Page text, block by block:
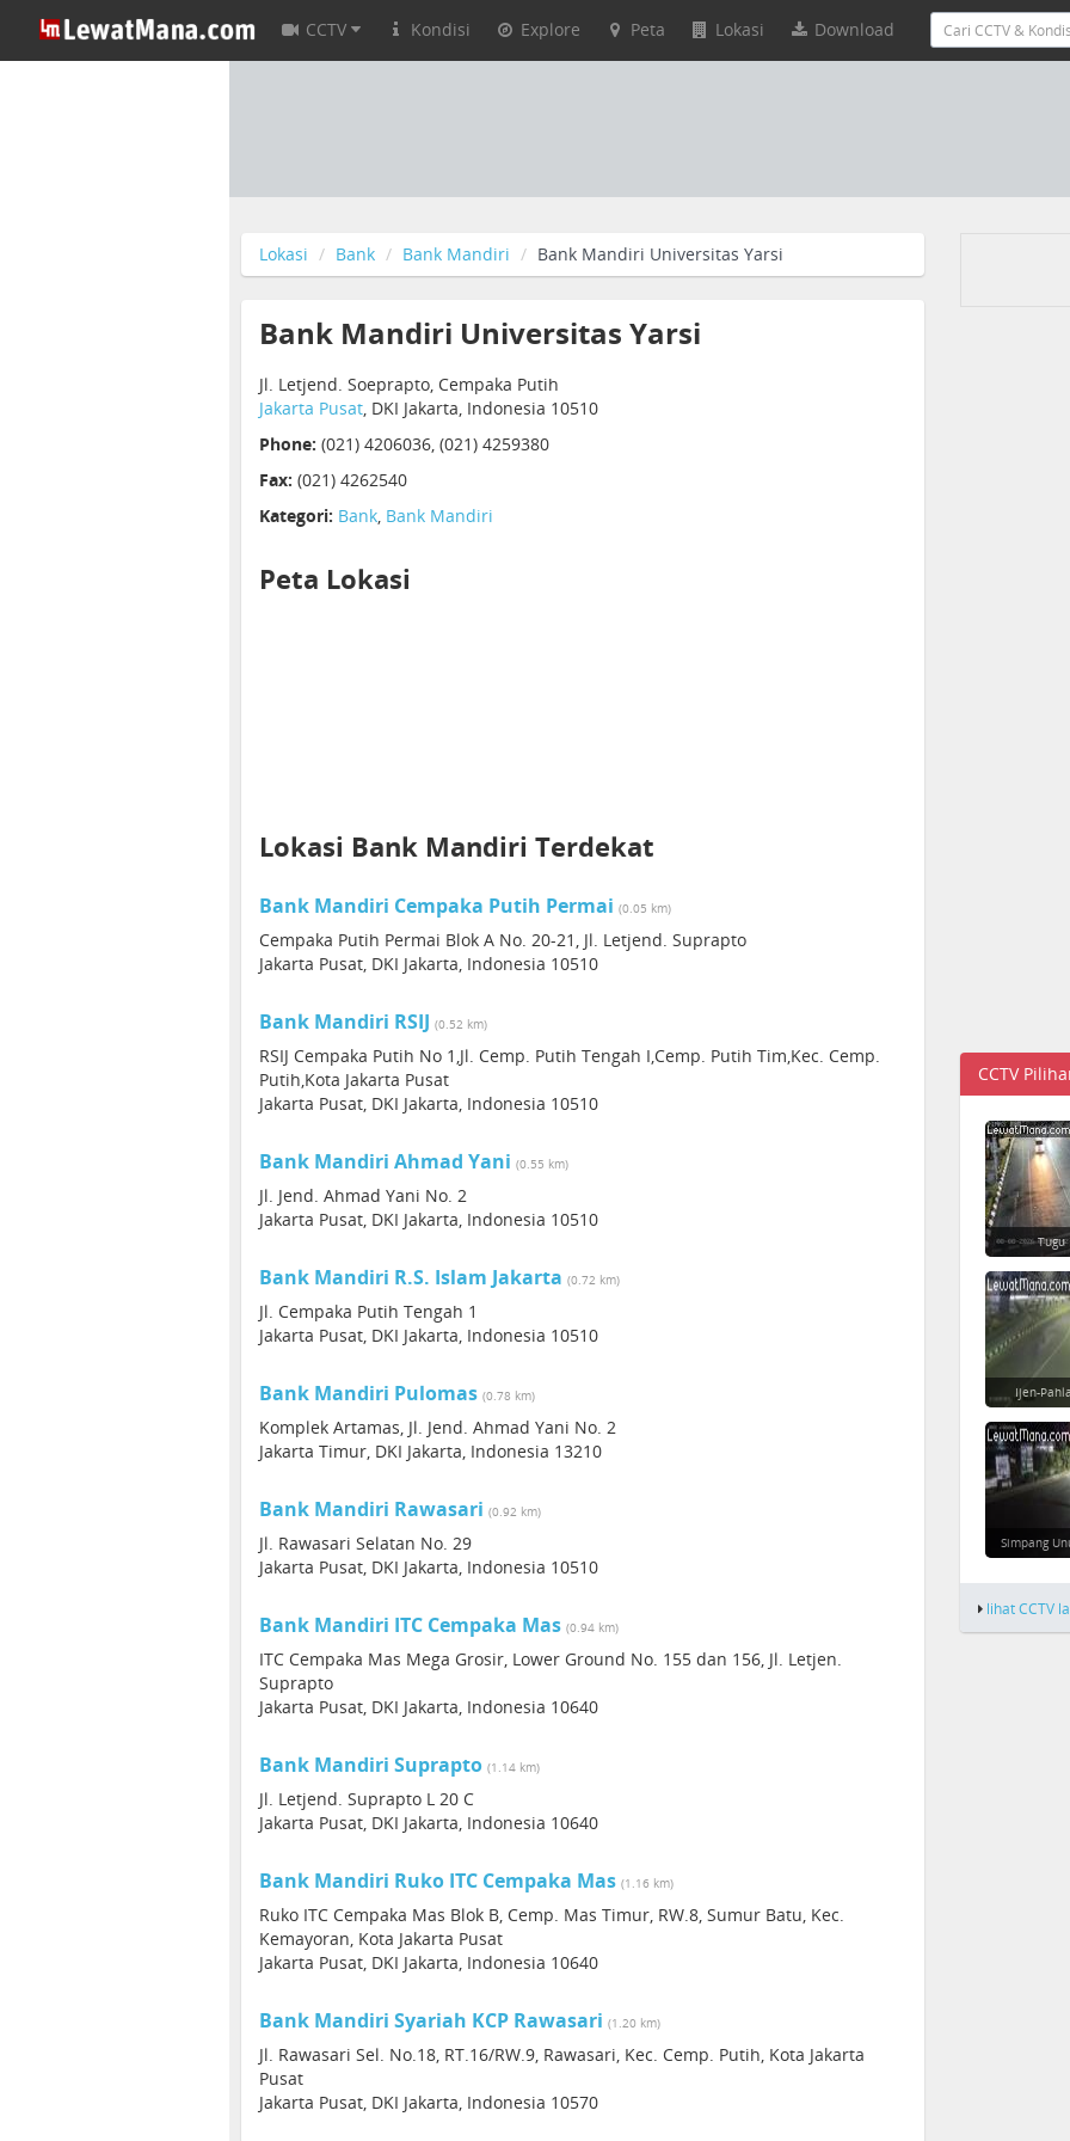
CCTV Kondisi Explore Peta Lokasi Download
Lokasi Bank Bank Mandiri Bank Mandiri Universitas Yarsi
Bank Mandiri Universitas Yarsi
Jl. Letjend. Soeprapto, Cempaka Putih
Jakarta Pusat, DKI Jakarta, Indonesia 10510
Phone: (021) 4206036, (021) 4259380
Fax: (021) 4262540
Kategori: Bank, Bank Mandiri
Peta Lokasi
Lokasi Bank Mandiri Terdekat
Bank Mandiri Cempaka Putih Permai (0.05 km)
Cempaka Putih Permai Blok A No. 20-21, Jl. Letjend. Suprapto
Jakarta Pusat, DKI Jakarta, Indonesia 10510
Bank Mandiri RSIJ (0.52 km)
RSIJ Cempaka Putih No 1,Jl. Cemp. Putih Tengah I,Cemp. Putih Tim,Kec. Cemp.
Putih,Kota Jakarta Pusat
Jakarta Pusat, DKI Jakarta, Indonesia 10510
Bank Mandiri Ahmad Yani (0.55 km)
Jl. Jend. Ahmad Yani No. 2
Jakarta Pusat, DKI Jakarta, Indonesia 10510
Bank Mandiri R.S. Islam Jakarta (0.72 km)
Jl. Cempaka Putih Tengah 1
Jakarta Pusat, DKI Jakarta, Indonesia 10510
Bank Mandiri Pulomas (0.78 km)
Komplek Artamas, Jl. Jend. Ahmad Yani No. 2
Jakarta Timur, DKI Jakarta, Indonesia 13210
Bank Mandiri Rawasari (0.92 km)
Jl. Rawasari Selatan No. 29
Jakarta Pusat, DKI Jakarta, Indonesia 10510
Bank Mandiri ITC Cempaka Mas (0.94 km)
ITC Cempaka Mas Mega Grosir, Lower Ground No. 155 dan 156, Jl. Letjen.
Suprapto
Jakarta Pusat, DKI Jakarta, Indonesia 10640
Bank Mandiri Suprapto (1.14 km)
Jl. Letjend. Suprapto L 20 C
Jakarta Pusat, DKI Jakarta, Indonesia 10640
Bank Mandiri Ruko ITC Cempaka Mas (1.16 km)
Ruko ITC Cempaka Mas Blok B, Cemp. Mas Timur, RW.8, Sumur Batu, Kec.
Kemayoran, Kota Jakarta Pusat
Jakarta Pusat, DKI Jakarta, Indonesia 10640
Bank Mandiri Syariah KCP Rawasari (1.20 km)
Jl. Rawasari Sel. No.18, RT.16/RW.9, Rawasari, Kec. Cemp. Putih, Kota Jakarta
Pusat
Jakarta Pusat, DKI Jakarta, Indonesia 10570
CCTV
Tugu
Ijen-
Simpang
lihat CCTV